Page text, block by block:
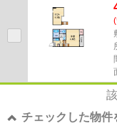
チェックした物件